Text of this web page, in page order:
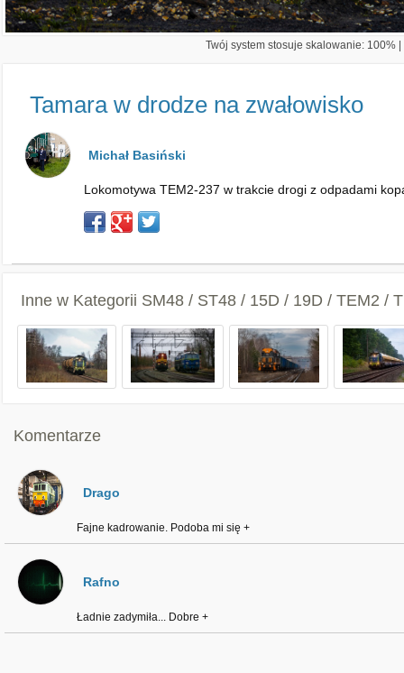
Twój system stosuje skalowanie: 100%
Tamara w drodze na zwałowisko
Michał Basiński
Lokomotywa TEM2-237 w trakcie drogi z odpadami
Inne w Kategorii SM48 / ST48 / 15D / 19D / TEM2 /
Komentarze
Drago
Fajne kadrowanie. Podoba mi się +
Rafno
Ładnie zadymiła... Dobre +